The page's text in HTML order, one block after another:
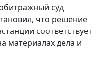
суд
что решение
соответствует
материалах дела и